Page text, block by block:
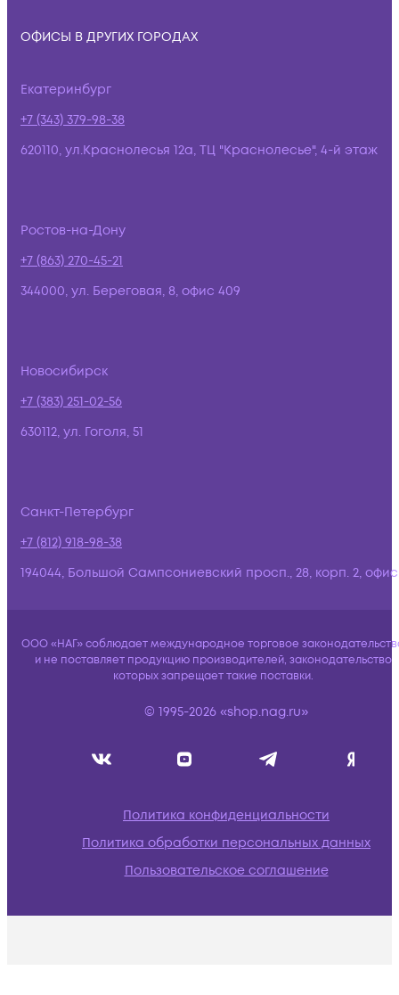
ОФИСЫ В ДРУГИХ ГОРОДАХ
Екатеринбург
+7 (343) 379-98-38
620110, ул.Краснолесья 12а, ТЦ "Краснолесье", 4-й этаж
Ростов-на-Дону
+7 (863) 270-45-21
344000, ул. Береговая, 8, офис 409
Новосибирск
+7 (383) 251-02-56
630112, ул. Гоголя, 51
Санкт-Петербург
+7 (812) 918-98-38
194044, Большой Сампсониевский просп., 28, корп. 2,
ООО «НАГ» соблюдает международное торговое
и не поставляет продукцию производителей, законодательство
которых запрещает такие поставки.
© 1995-2026 «shop.nag.ru»
Политика конфиденциальности
Политика обработки персональных данных
Пользовательское соглашение